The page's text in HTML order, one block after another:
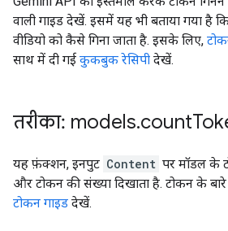
वाली गाइड देखें. इसमें यह भी बताया गया है
वीडियो को कैसे गिना जाता है. इसके लिए,
साथ में दी गई कुकबुक रेसिपी देखें.
तरीका: models.count
यह फ़ंक्शन, इनपुट Content पर मॉडल के
और टोकन की संख्या दिखाता है. टोकन के
टोकन गाइड देखें.